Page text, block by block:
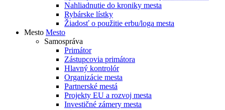
Nahliadnutie do kroniky mesta
Rybárske lístky
Žiadosť o použitie erbu/loga mesta
Mesto Mesto
Samospráva
Primátor
Zástupcovia primátora
Hlavný kontrolór
Organizácie mesta
Partnerské mestá
Projekty EU a rozvoj mesta
Investičné zámery mesta